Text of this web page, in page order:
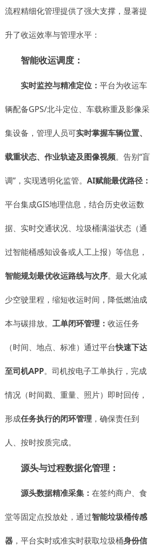
流程精细化管理提供了强大支撑，显著提
升了收运效率与管理水平：
智能收运调度：
实时监控与精准定位： 平台为收运车
辆配备GPS/北斗定位、车载称重及影像采
集设备，管理人员可实时掌握车辆位置、
载重状态、作业轨迹及图像视频。告别“盲
调”，实现透明化监管。 AI赋能最优路径：
平台集成GIS地理信息，结合历史收运数
据、实时交通状况、垃圾桶满溢状态（通
过智能桶感知设备或人工上报）等信息，
智能规划最优收运路线与次序。最大化减
少空驶里程，缩短收运时间，降低燃油成
本与碳排放。 工单闭环管理： 收运任务
（时间、地点、标准）通过平台快速下达
至司机APP。司机按电子工单执行，完成
情况（时间戳、重量、照片）即时回传，
形成任务执行的闭环管理 ，确保责任到
人、按时按质完成。
源头与过程数据化管理：
源头数据精准采集： 在签约商户、食
堂等固定点投放处，通过智能垃圾桶传感
器 ，平台实时或准实时获取垃圾桶身份信